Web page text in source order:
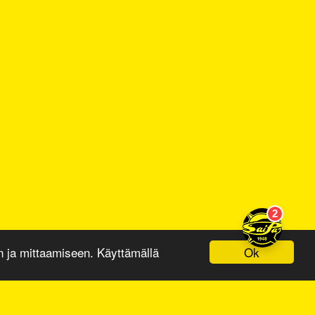
Ok
ja mittaamiseen. Käyttämällä